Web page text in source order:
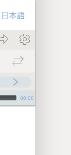
日本語
00:00